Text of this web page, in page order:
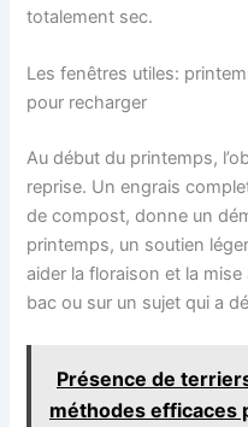
totalement sec.
Les fenêtres utiles:
pour recharger
Au début du printemps,
reprise. Un engrais
de compost, donne un
printemps, un soutien
aider la floraison et la
bac ou sur un sujet qui a
Présence de
méthodes efficaces